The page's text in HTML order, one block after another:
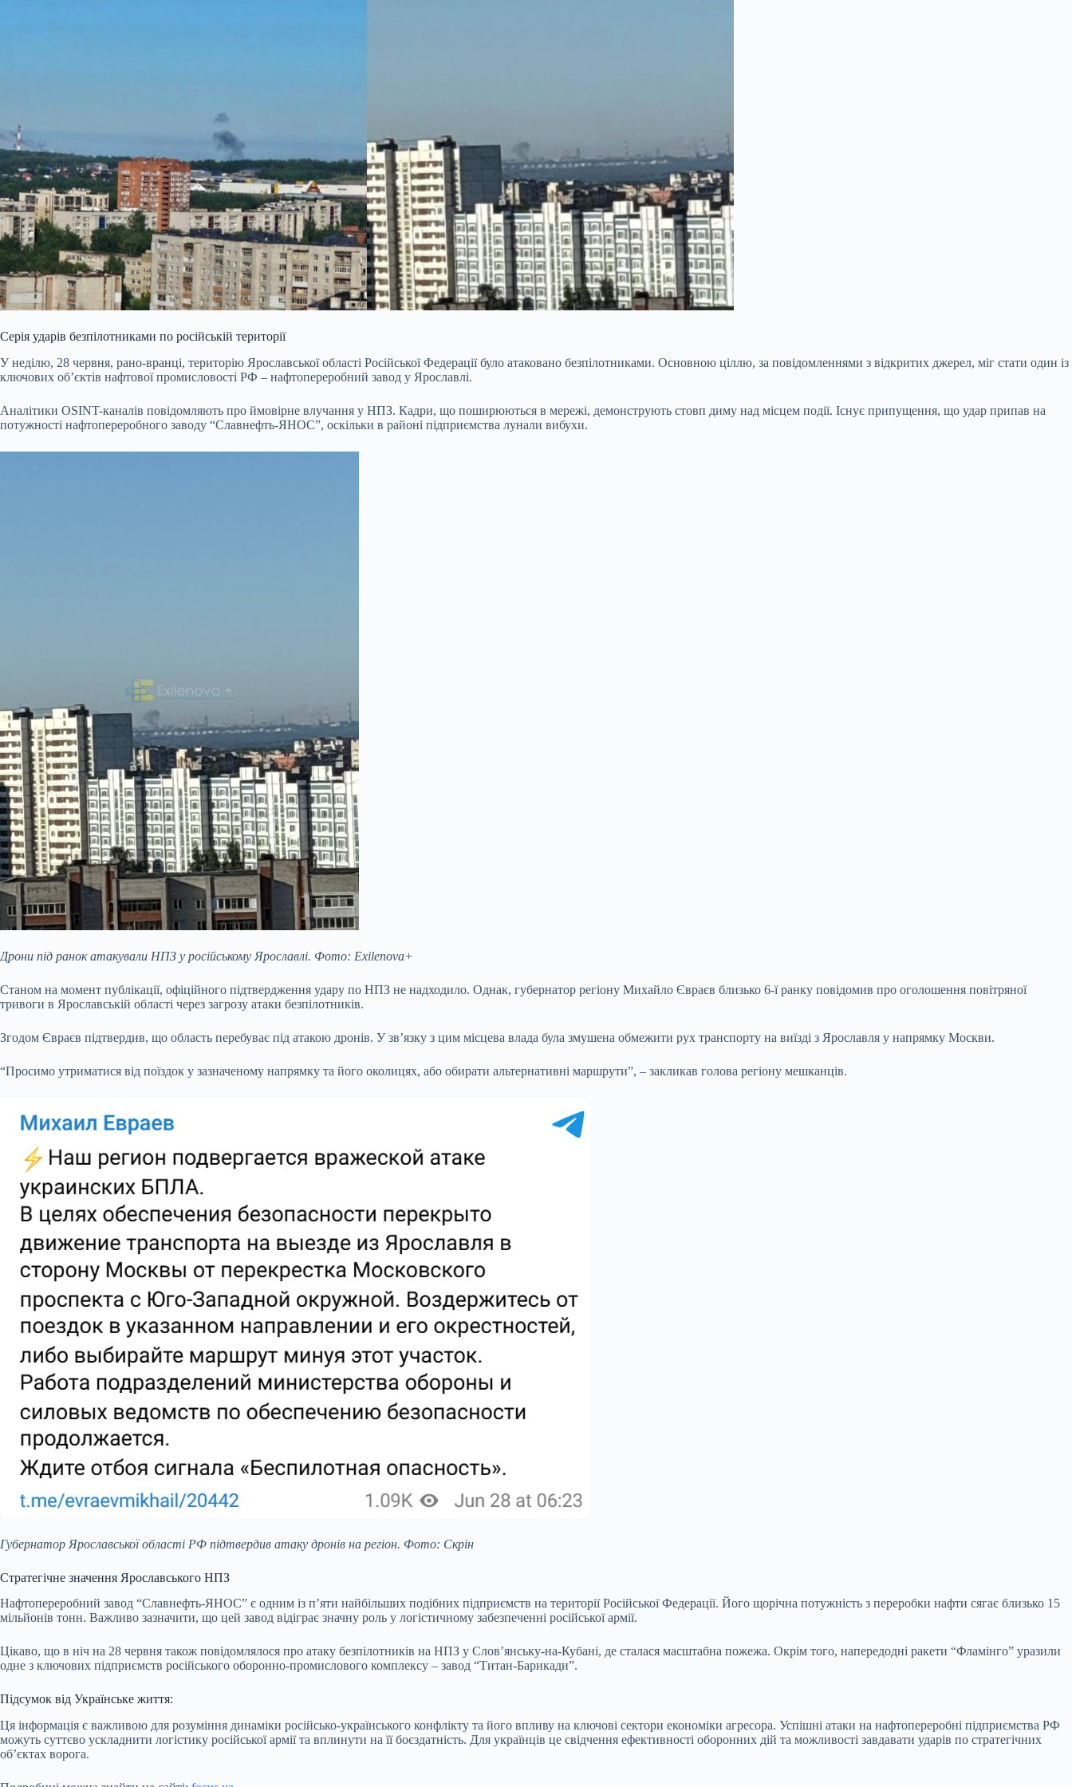
Серія ударів безпілотниками по російській території
У неділю, 28 червня, рано-вранці, територію Ярославської області Російської Федерації було атаковано безпілотниками. Основною ціллю, за повідомленнями з відкритих джерел, міг стати один із
ключових об’єктів нафтової промисловості РФ – нафтопереробний завод у Ярославлі.
Аналітики OSINT-каналів повідомляють про ймовірне влучання у НПЗ. Кадри, що поширюються в мережі, демонструють стовп диму над місцем події. Існує припущення, що удар припав на
потужності нафтопереробного заводу “Славнефть-ЯНОС”, оскільки в районі підприємства лунали вибухи.
Дрони під ранок атакували НПЗ у російському Ярославлі. Фото: Exilenova+
Станом на момент публікації, офіційного підтвердження удару по НПЗ не надходило. Однак, губернатор регіону Михайло Євраєв близько 6-ї ранку повідомив про оголошення повітряної
тривоги в Ярославській області через загрозу атаки безпілотників.
Згодом Євраєв підтвердив, що область перебуває під атакою дронів. У зв’язку з цим місцева влада була змушена обмежити рух транспорту на виїзді з Ярославля у напрямку Москви.
“Просимо утриматися від поїздок у зазначеному напрямку та його околицях, або обирати альтернативні маршрути”, – закликав голова регіону мешканців.
Губернатор Ярославської області РФ підтвердив атаку дронів на регіон. Фото: Скрін
Стратегічне значення Ярославського НПЗ
Нафтопереробний завод “Славнефть-ЯНОС” є одним із п’яти найбільших подібних підприємств на території Російської Федерації. Його щорічна потужність з переробки нафти сягає близько 15
мільйонів тонн. Важливо зазначити, що цей завод відіграє значну роль у логістичному забезпеченні російської армії.
Цікаво, що в ніч на 28 червня також повідомлялося про атаку безпілотників на НПЗ у Слов’янську-на-Кубані, де сталася масштабна пожежа. Окрім того, напередодні ракети “Фламінго” уразили
одне з ключових підприємств російського оборонно-промислового комплексу – завод “Титан-Барикади”.
Підсумок від Українське життя:
Ця інформація є важливою для розуміння динаміки російсько-українського конфлікту та його впливу на ключові сектори економіки агресора. Успішні атаки на нафтопереробні підприємства РФ
можуть суттєво ускладнити логістику російської армії та вплинути на її боєздатність. Для українців це свідчення ефективності оборонних дій та можливості завдавати ударів по стратегічних
об’єктах ворога.